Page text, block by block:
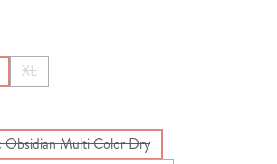
zurzeit nicht verfügbar.)
ist zurzeit nicht verfügbar.)
Option ist zurzeit nicht verfügbar.)
XL
(Diese Option ist zurzeit nicht verfügbar.)
Obsidian Multi Color Dry
(Diese Option ist zurzeit nicht verfügbar.)